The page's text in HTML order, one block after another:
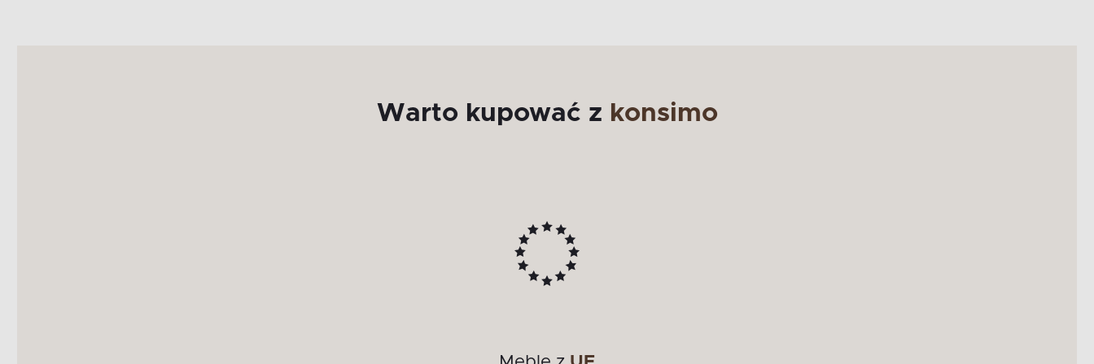
Warto kupować z konsimo